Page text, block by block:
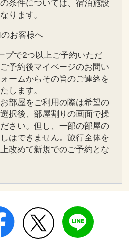
の条件については、宿泊施設
ります。
お客様へ
プで2つ以上ご予約いただ
予約後マイページのお問い
ームからその旨のご連絡を
します。
お部屋をご利用の際は希望の
択後、部屋割りの画面で操
さい。但し、一部の部屋の
はできません。旅行全体を
改めて新規でのご予約とな